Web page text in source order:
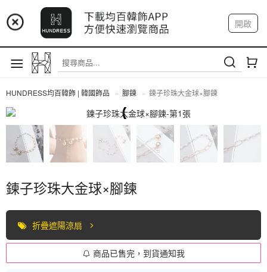
📢 市集預告：9/4-9/6 淡水捷運站
📢 市集預告：9/12-9/13 八里海巡基地
📢 市集預告：8/22-8/23 桃園青埔置地廣場
開啟
註冊 我的帳戶
HUNDRESS均百韓飾 | 韓國飾品 腳鍊 鍊子珍珠大金球×腳鍊
鍊子珍珠大金球×腳鍊
折疊遮陽涼扇
商品已售完，到貨通知我